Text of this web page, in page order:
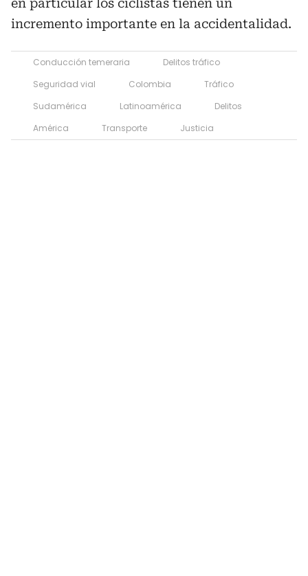
incremento importante en la accidentalidad.
Conducción temeraria
Delitos tráfico
Seguridad vial
Colombia
Tráfico
Sudamérica
Latinoamérica
Delitos
América
Transporte Justicia